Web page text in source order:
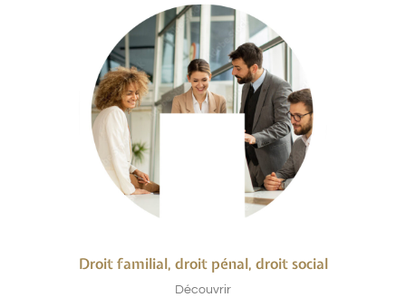
Droit familial, droit pénal, droit social
Découvrir